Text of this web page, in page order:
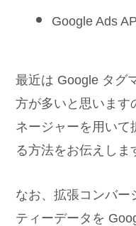
Google Ads
最近は Google タグ
方が多いと思います
ネージャーを用いて
る方法をお伝えしま
なお、拡張コンバー
ティーデータを